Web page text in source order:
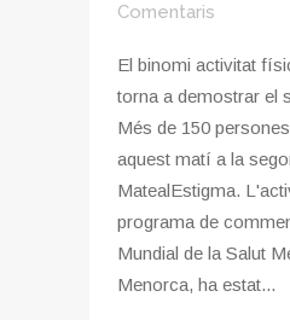
Comentaris
El binomi activitat
torna a demostrar el
Més de 150
aquest matí a la
MatealEstigma.
programa de
Mundial de la Salut
Menorca, ha estat...